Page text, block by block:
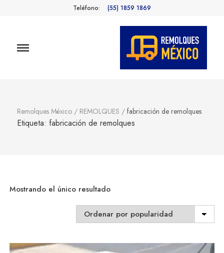
Teléfono: (55) 1859 1869
Remolques México / REMOLQUES / fabricación de remolques
Etiqueta: fabricación de remolques
Mostrando el único resultado